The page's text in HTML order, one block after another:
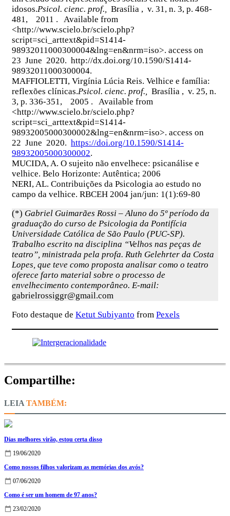
idosos.Psicol. cienc. prof., Brasília , v. 31, n. 3, p. 468-
481, 2011 . Available from
<http://www.scielo.br/scielo.php?
script=sci_arttext&pid=S1414-
98932011000300004&lng=en&nrm=iso>. access on
23 June 2020. http://dx.doi.org/10.1590/S1414-
98932011000300004.
MAFFIOLETTI, Virgínia Lúcia Reis. Velhice e família:
reflexões clínicas.Psicol. cienc. prof., Brasília , v. 25, n.
3, p. 336-351, 2005 . Available from
<http://www.scielo.br/scielo.php?
script=sci_arttext&pid=S1414-
98932005000300002&lng=en&nrm=iso>. access on
22 June 2020. https://doi.org/10.1590/S1414-
98932005000300002.
MUCIDA, A. O sujeito não envelhece: psicanálise e
velhice. Belo Horizonte: Autêntica; 2006
NERI, AL. Contribuições da Psicologia ao estudo no
campo da velhice. RBCEH 2004 jan/jun: 1(1):69-80
(*) Gabriel Guimarães Rossi – Aluno do 5º período da
graduação do curso de Psicologia da Pontifícia
Universidade Católica de São Paulo (PUC-SP).
Trabalho escrito na disciplina “Velhos nas peças de
teatro”, ministrada pela profa. Ruth Gelehrter da Costa
Lopes, que teve como proposta analisar como o teatro
oferece farto material sobre o processo de
envelhecimento contemporâneo. E-mail:
gabrielrossiggr@gmail.com
Foto destaque de Ketut Subiyanto from Pexels
Compartilhe:
TAMBÉM:
Dias melhores virão, estou certa disso
19/06/2020
Como nossos filhos valorizam as memórias dos avós?
07/06/2020
Como é ser um homem de 97 anos?
23/02/2020